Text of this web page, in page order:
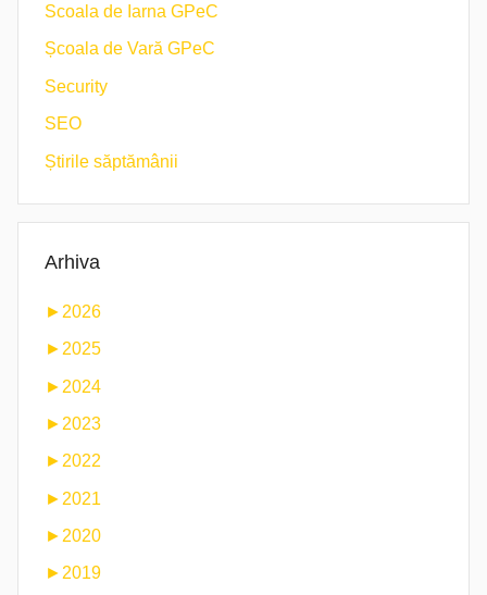
Scoala de Iarna GPeC
Școala de Vară GPeC
Security
SEO
Știrile săptămânii
Arhiva
► 2026
► 2025
► 2024
► 2023
► 2022
► 2021
► 2020
►2019